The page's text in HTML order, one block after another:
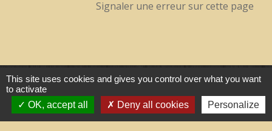
Signaler une erreur sur cette page
Contacts
Commune de Treilles
8, place de la Fontaine
11510 Treilles - FRANCE
This site uses cookies and gives you control over what you want
to activate
OK, accept all
Deny all cookies Personalize